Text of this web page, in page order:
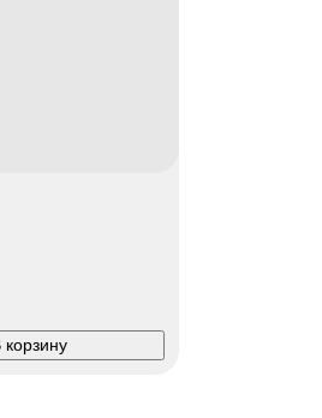
корзину